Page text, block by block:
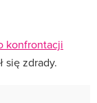
konfrontacji
się zdrady.